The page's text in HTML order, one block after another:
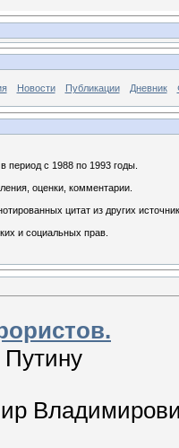
Новости Публикации Дневник
период с 1988 по 1993 годы.
оценки, комментарии.
цитат из других
и социальных прав.